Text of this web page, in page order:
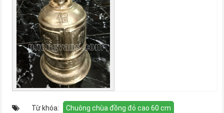
Từ khóa: Chuông chùa đồng đỏ cao 60 cm